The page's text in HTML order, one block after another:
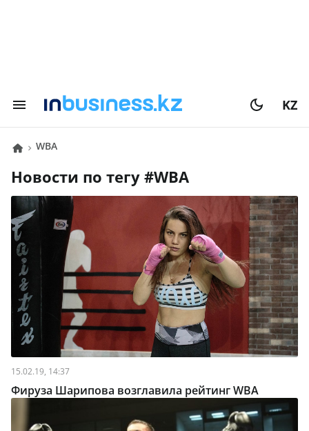
KZ
WBA
Новости по тегу # WBA
15.02.19, 14:37
Фируза Шарипова возглавила рейтинг WBA